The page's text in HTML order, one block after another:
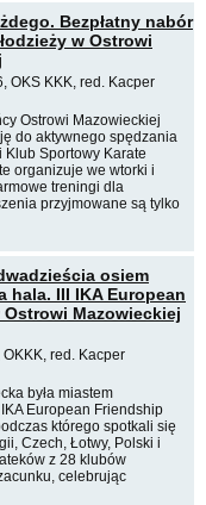
Bezpłatny nabór
w Ostrowi
OKS KKK, red. Kacper
Ostrowi Mazowieckiej
do aktywnego spędzania
Klub Sportowy Karate
organizuje we wtorki i
treningi dla
przyjmowane są tylko
osiem
hala. III IKA European
Mazowieckiej
red. Kacper
była miastem
European Friendship
którego spotkali się
Czech, Łotwy, Polski i
z 28 klubów
celebrując